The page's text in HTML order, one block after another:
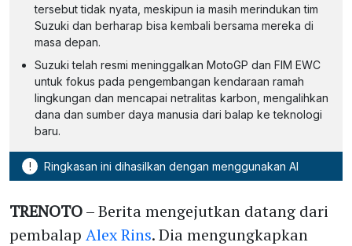
tersebut tidak nyata, meskipun ia masih merindukan tim
Suzuki dan berharap bisa kembali bersama mereka di
masa depan.
Suzuki telah resmi meninggalkan MotoGP dan FIM EWC
untuk fokus pada pengembangan kendaraan ramah
lingkungan dan mencapai netralitas karbon, mengalihkan
dana dan sumber daya manusia dari balap ke teknologi
baru.
! Ringkasan ini dihasilkan dengan menggunakan AI
TRENOTO– Berita mengejutkan datang dari
pembalap Alex Rins. Dia mengungkapkan